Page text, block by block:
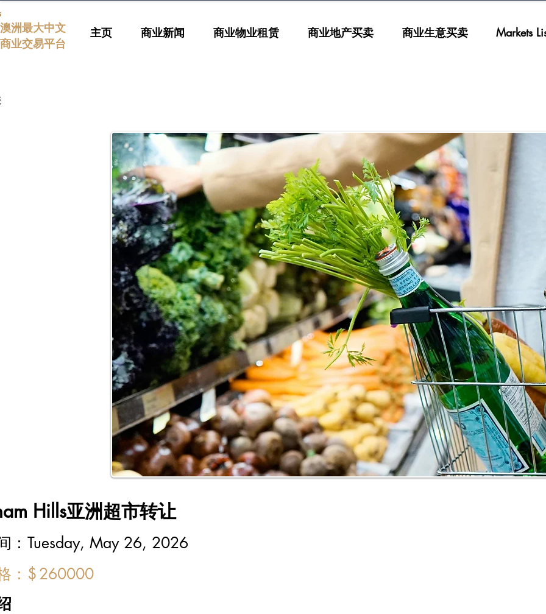
澳洲最大中文
商业交易平台
主页 商业新闻 商业物业租赁 商业地产买卖 商业生意买卖 Markets
Hills亚洲超市转让
： Tuesday, May 26, 2026
： $260000